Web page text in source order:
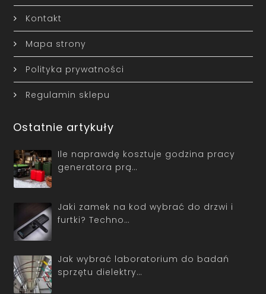
Kontakt
Mapa strony
Polityka prywatności
Regulamin sklepu
Ostatnie artykuły
Ile naprawdę kosztuje godzina pracy
generatora prą…
Jaki zamek na kod wybrać do drzwi i
furtki? Techno…
Jak wybrać laboratorium do badań
sprzętu dielektry…